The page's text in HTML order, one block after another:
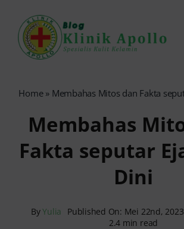
content
0821-1099-9870
Home» Membahas Mitos dan Fakta
Membahas
Fakta seputar
Dini
ByYulia Published On: Mei 22nd, 2023
2.4 min read